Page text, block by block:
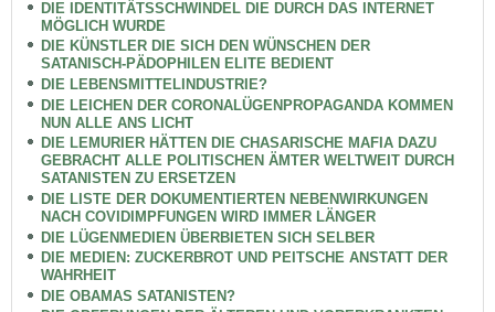
DIE IDENTITÄTSSCHWINDEL DIE DURCH DAS INTERNET
MÖGLICH WURDE
DIE KÜNSTLER DIE SICH DEN WÜNSCHEN DER
SATANISCH-PÄDOPHILEN ELITE BEDIENT
DIE LEBENSMITTELINDUSTRIE?
DIE LEICHEN DER CORONALÜGENPROPAGANDA KOMMEN
NUN ALLE ANS LICHT
DIE LEMURIER HÄTTEN DIE CHASARISCHE MAFIA DAZU
GEBRACHT ALLE POLITISCHEN ÄMTER WELTWEIT DURCH
SATANISTEN ZU ERSETZEN
DIE LISTE DER DOKUMENTIERTEN NEBENWIRKUNGEN
NACH COVIDIMPFUNGEN WIRD IMMER LÄNGER
DIE LÜGENMEDIEN ÜBERBIETEN SICH SELBER
DIE MEDIEN: ZUCKERBROT UND PEITSCHE ANSTATT DER
WAHRHEIT
DIE OBAMAS SATANISTEN?